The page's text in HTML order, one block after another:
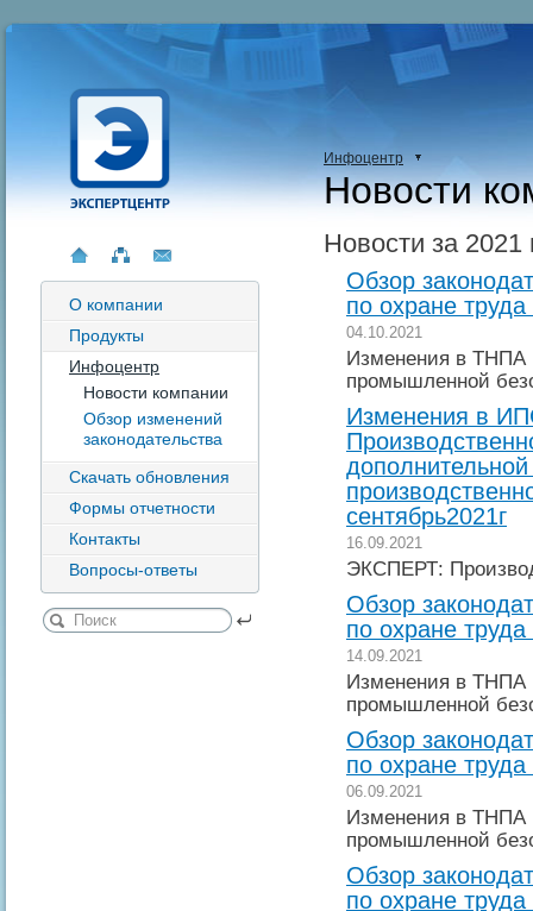
О компании
Продукты
Инфоцентр
Новости компании
Обзор изменений
законодательства
Скачать обновления
Формы отчетности
Контакты
Вопросы-ответы
Инфоцентр
Новости
Новости за 2021
Обзор
по охране
04.10.2021
Изменения в ТНПА
промышленной
Изменения в
сентябрь2021г
16.09.2021
ЭКСПЕРТ:
Обзор
по охране
14.09.2021
Изменения в ТНПА
промышленной
Обзор
по охране
06.09.2021
Изменения в ТНПА
промышленной
Обзор
по охране